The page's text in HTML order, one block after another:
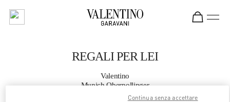
REGALI PER LEI
Valentino
Munich Oberpollinger
Continua senza accettare